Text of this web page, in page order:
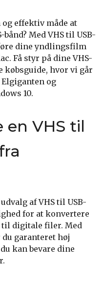
effektiv måde at
Med VHS til USB-
dine yndlingsfilm
Få styr på dine VHS-
købsguide, hvor vi går
og
10.
VHS til
af VHS til USB-
for at konvertere
til digitale filer. Med
garanteret høj
kan bevare dine